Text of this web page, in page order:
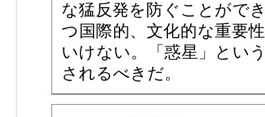
な猛反発を防ぐことがで
つ国際的、文化的な重要
いけない。「惑星」とい
されるべきだ。